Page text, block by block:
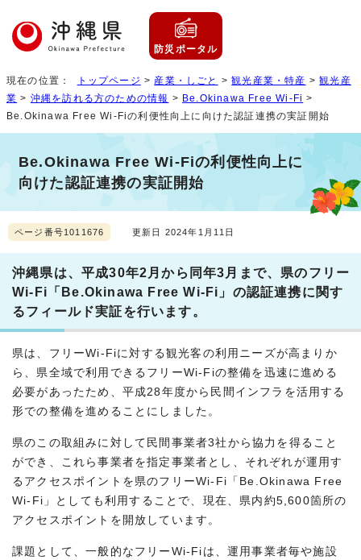
防災ポータル
現在の位置： トップページ > 産業・しごと >観光産業・特産 >観光産
業 > 沖縄を訪れる方のための情報 > Be.Okinawa Free Wi-Fi >
Be.Okinawa Free Wi-Fiの利便性向上に向けた認証連携の実証開始
Be.Okinawa Free Wi-Fiの利便性向上に
向けた認証連携の実証開始
ページ番号1011676 更新日 2024年1月11日
沖縄県は、平成30年2月から同年3月まで、県のフリー
Wi-Fi「Be.Okinawa Free Wi-Fi」の認証連携に関す
るフィールド実証を行います。
県は、フリーWi-Fiに対する観光客の利用ニーズが高まりか
ら、県全域で利用できるフリーWi-Fiの整備を迅速に進める
必要があったため、平成28年度から民間インフラを活用する
形での整備を進めることにしました。
県のこの取組みに対して民間事業者3社から協力を得ること
ができ、これら事業者を指定事業者とし、それぞれが運用す
るアクセスポイントを県のフリーWi-Fi「Be.Okinawa Free
Wi-Fi」としても利用することで、現在、県内約5,600箇所の
アクセスポイントを開放しています。
課題として、一般的なフリーWi-Fiは、運用事業者毎や施設